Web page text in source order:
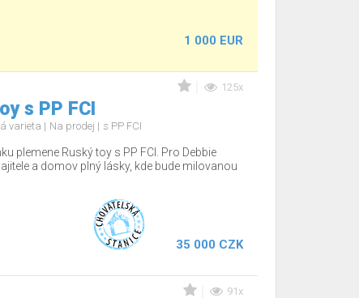
1 000 EUR
125x
s PP FCI
varieta Na prodej s PP FCI
plemene Ruský toy s PP FCI. Pro Debbie
a domov plný lásky, kde bude milovanou
35 000 CZK
91x